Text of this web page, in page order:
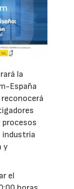
la
España
industria
y
el